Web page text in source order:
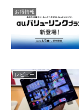
お得情報
レビュー